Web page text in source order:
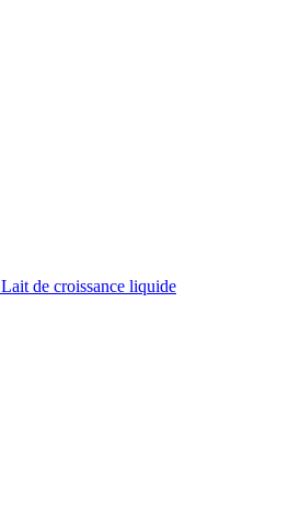
Lait de croissance liquide